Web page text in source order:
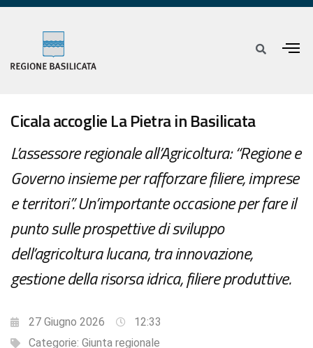
Cicala accoglie La Pietra in Basilicata
L’assessore regionale all’Agricoltura: “Regione e
Governo insieme per rafforzare filiere, imprese
e territori”. Un’importante occasione per fare il
punto sulle prospettive di sviluppo
dell’agricoltura lucana, tra innovazione,
gestione della risorsa idrica, filiere produttive.
27 Giugno 2026
12:33
Categorie: Giunta regionale